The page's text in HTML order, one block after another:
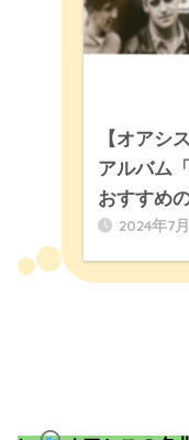
【オアシ
アルバム
おすすめ
2024年7